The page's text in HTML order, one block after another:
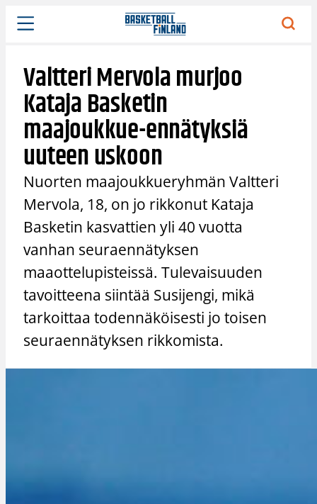
Siirry
sisältöön
Valtteri Mervola murjoo
Kataja Basketin
maajoukkue-ennätyksiä
uuteen uskoon
Nuorten maajoukkueryhmän Valtteri
Mervola, 18, on jo rikkonut Kataja
Basketin kasvattien yli 40 vuotta
vanhan seuraennätyksen
maaottelupisteissä. Tulevaisuuden
tavoitteena siintää Susijengi, mikä
tarkoittaa todennäköisesti jo toisen
seuraennätyksen rikkomista.